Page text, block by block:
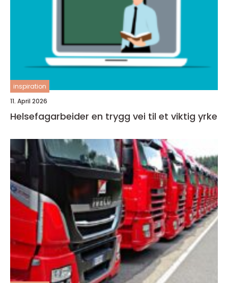
inspiration
11. April 2026
Helsefagarbeider en trygg vei til et viktig yrke